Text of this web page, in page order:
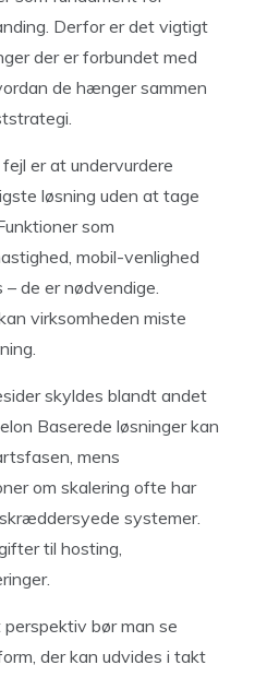
Derfor er det vigtigt
der er forbundet med
de hænger sammen
er at undervurdere
løsning uden at tage
som
mobil-venlighed
de er nødvendige.
virksomheden miste
skyldes blandt andet
Baserede løsninger kan
mens
om skalering ofte har
systemer.
til hosting,
bør man se
der kan udvides i takt